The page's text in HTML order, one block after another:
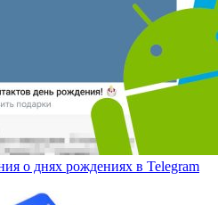
о днях рождениях в Telegram